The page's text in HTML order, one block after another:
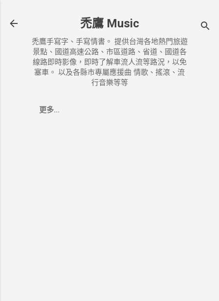
禿鷹 Music
禿鷹手寫字、手寫情書。 提供台灣各地熱門旅遊
景點、國道高速公路、市區道路、省道、國道各
線路即時影像，即時了解車流人流等路況，以免
塞車。 以及各縣市專屬應援曲 情歌、搖滾、流
行音樂等等
更多…